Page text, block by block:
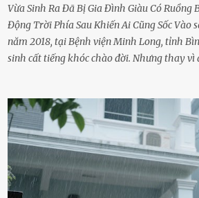
Vừa Sinh Ra Đã Bị Gia Đình Giàu Có Ruồng
Động Trời Phía Sau Khiến Ai Cũng Sốc Vào
năm 2018, tại Bệnh viện Minh Long, tỉnh
sinh cất tiếng khóc chào đời. Nhưng thay vì
hảo, địa vị cao sang của ông Trần Quốc
Tùng, một doanh nhân quyền lực có tiếng ở
bà Đỗ Thị Nga, lập tức ra quyết định nhẫn
viện cớ “không đủ khả năng nuôi dưỡng”
quyền giám hộ, yêu cầu bệnh viện xử lý bé
bỏ rơi. Trong khi ấy, con gái ruột của họ –